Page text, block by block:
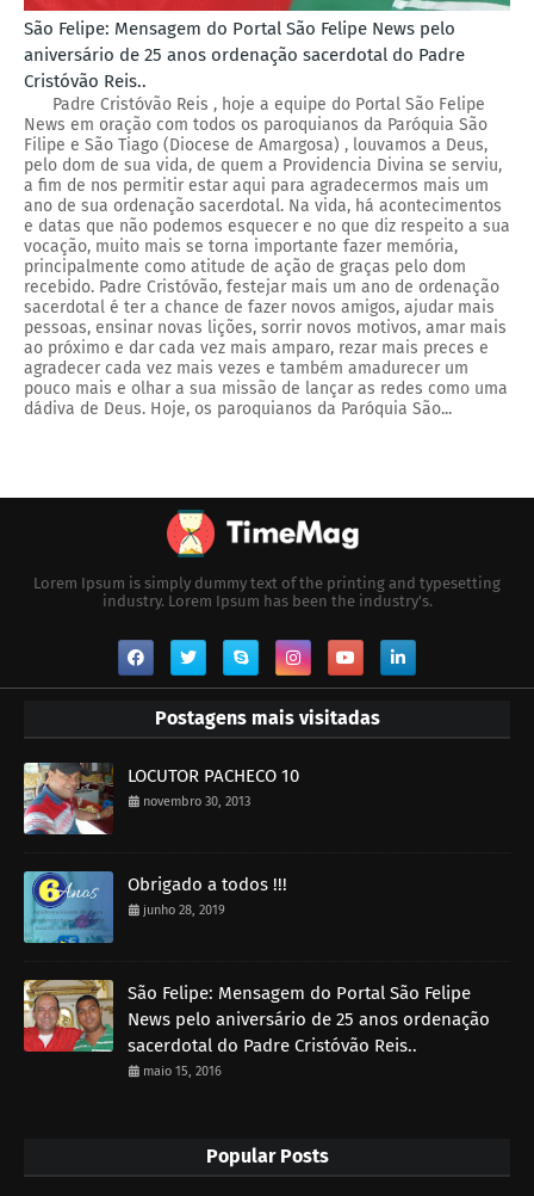
São Felipe: Mensagem do Portal São Felipe News pelo
aniversário de 25 anos ordenação sacerdotal do Padre
Cristóvão Reis..
Padre Cristóvão Reis , hoje a equipe do Portal São Felipe
News em oração com todos os paroquianos da Paróquia São
Filipe e São Tiago (Diocese de Amargosa) , louvamos a Deus,
pelo dom de sua vida, de quem a Providencia Divina se serviu,
a fim de nos permitir estar aqui para agradecermos mais um
ano de sua ordenação sacerdotal. Na vida, há acontecimentos
e datas que não podemos esquecer e no que diz respeito a sua
vocação, muito mais se torna importante fazer memória,
principalmente como atitude de ação de graças pelo dom
recebido. Padre Cristóvão, festejar mais um ano de ordenação
sacerdotal é ter a chance de fazer novos amigos, ajudar mais
pessoas, ensinar novas lições, sorrir novos motivos, amar mais
ao próximo e dar cada vez mais amparo, rezar mais preces e
agradecer cada vez mais vezes e também amadurecer um
pouco mais e olhar a sua missão de lançar as redes como uma
dádiva de Deus. Hoje, os paroquianos da Paróquia São...
Lorem Ipsum is simply dummy text of the printing and typesetting
industry. Lorem Ipsum has been the industry's.
Postagens mais visitadas
LOCUTOR PACHECO 10
novembro 30, 2013
Obrigado a todos !!!
junho 28, 2019
São Felipe: Mensagem do Portal São Felipe
News pelo aniversário de 25 anos ordenação
sacerdotal do Padre Cristóvão Reis..
maio 15, 2016
Popular Posts